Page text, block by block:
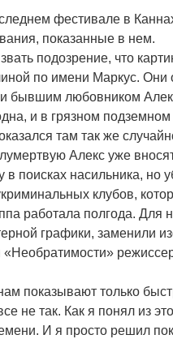
фестивале в
показанные в нем.
подозрение, что
по имени Маркус. Они
бывшим любовником
и в грязном
там так же
Алекс уже
поисках насильника, но
клубов,
работала полгода. Для
графики, заменили
показывают только
не так. Как я понял из
И я просто решил